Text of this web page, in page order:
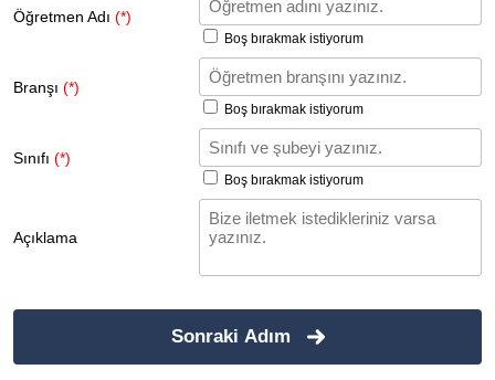
Öğretmen Adı (*)
Boş bırakmak istiyorum
Branşı (*)
Boş bırakmak istiyorum
Sınıfı (*)
Boş bırakmak istiyorum
Açıklama
Sonraki Adım